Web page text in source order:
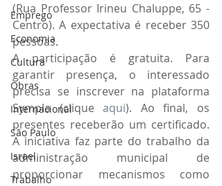
Emprego
Economia
Cultura
Obras
Internacional
São Paulo
Israel
Trabalho
(Rua Professor Irineu Chaluppe, 65 -
Centro). A expectativa é receber 350
pessoas.
A participação é gratuita. Para
garantir presença, o interessado
precisa se inscrever na plataforma
Sympla (clique aqui). Ao final, os
presentes receberão um certificado.
A iniciativa faz parte do trabalho da
administração municipal de
proporcionar mecanismos como